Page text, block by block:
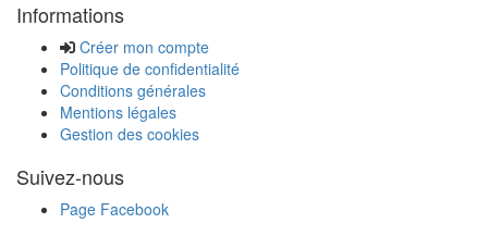
Informations
Créer mon compte
Politique de confidentialité
Conditions générales
Mentions légales
Gestion des cookies
Suivez-nous
Page Facebook